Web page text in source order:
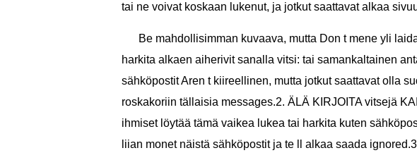
tai ne voivat koskaan lukenut, ja jotkut saattavat alkaa
Be mahdollisimman kuvaava, mutta Don t mene yli
harkita alkaen aiherivit sanalla vitsi: tai samankaltainen
sähköpostit Aren t kiireellinen, mutta jotkut saattavat olla
roskakoriin tällaisia ​​messages.2. ÄLÄ KIRJOITA vitsejä
ihmiset löytää tämä vaikea lukea tai harkita kuten
liian monet näistä sähköpostit ja te ll alkaa saada